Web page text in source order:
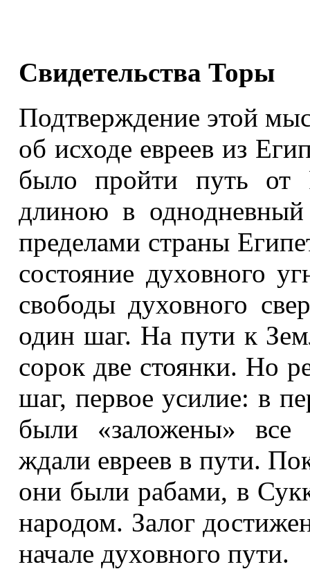
Свидетельства Торы
Подтверждение этой
об исходе евреев из
было пройти путь от
длиною в однодневный
пределами страны
состояние духовного
свободы духовного
один шаг. На пути к
сорок две стоянки. Но
шаг, первое усилие: в
были «заложены» все
ждали евреев в пути.
они были рабами, в
народом. Залог
начале духовного пути.